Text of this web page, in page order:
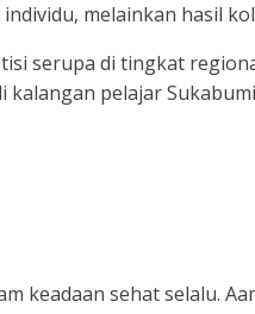
melainkan hasil
serupa di tingkat
pelajar
keadaan sehat selalu.